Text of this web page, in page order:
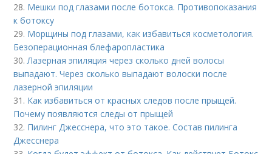
28. Мешки под глазами после ботокса. Противопоказания
к ботоксу
29. Морщины под глазами, как избавиться косметология.
Безоперационная блефаропластика
30. Лазерная эпиляция через сколько дней волосы
выпадают. Через сколько выпадают волоски после
лазерной эпиляции
31. Как избавиться от красных следов после прыщей.
Почему появляются следы от прыщей
32. Пилинг Джесснера, что это такое. Состав пилинга
Джесснера